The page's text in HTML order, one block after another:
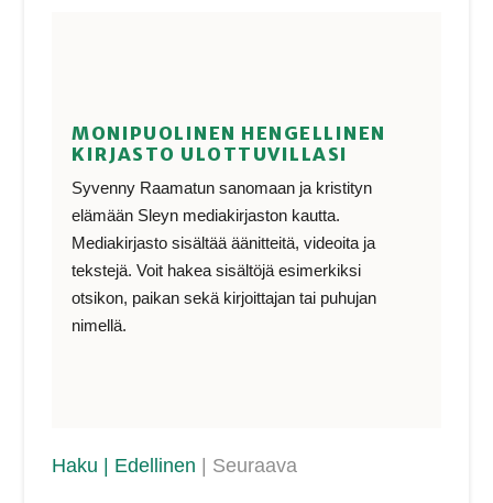
MONIPUOLINEN HENGELLINEN
KIRJASTO ULOTTUVILLASI
Syvenny Raamatun sanomaan ja kristityn
elämään Sleyn mediakirjaston kautta.
Mediakirjasto sisältää äänitteitä, videoita ja
tekstejä. Voit hakea sisältöjä esimerkiksi
otsikon, paikan sekä kirjoittajan tai puhujan
nimellä.
Haku | Edellinen | Seuraava